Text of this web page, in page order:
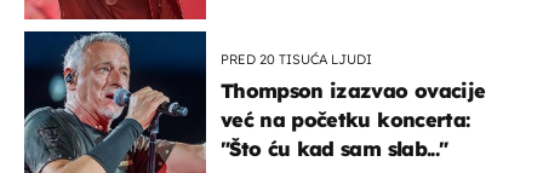
PRED 20 TISUĆA LJUDI
Thompson izazvao ovacije
već na početku koncerta:
"Što ću kad sam slab..."